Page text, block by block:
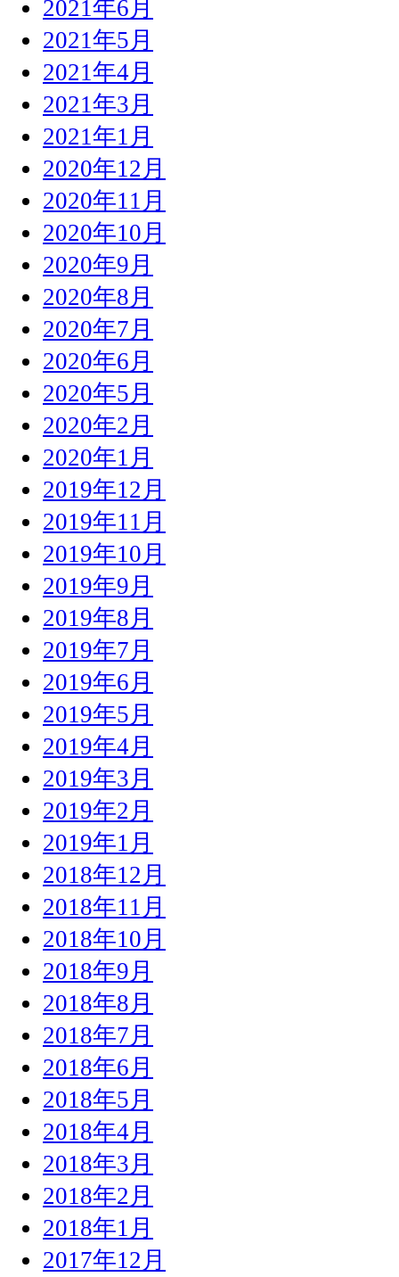
2021年6月
2021年5月
2021年4月
2021年3月
2021年1月
2020年12月
2020年11月
2020年10月
2020年9月
2020年8月
2020年7月
2020年6月
2020年5月
2020年2月
2020年1月
2019年12月
2019年11月
2019年10月
2019年9月
2019年8月
2019年7月
2019年6月
2019年5月
2019年4月
2019年3月
2019年2月
2019年1月
2018年12月
2018年11月
2018年10月
2018年9月
2018年8月
2018年7月
2018年6月
2018年5月
2018年4月
2018年3月
2018年2月
2018年1月
2017年12月